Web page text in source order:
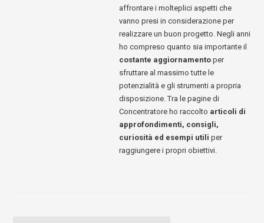
affrontare i molteplici aspetti che
vanno presi in considerazione per
realizzare un buon progetto. Negli anni
ho compreso quanto sia importante il
costante aggiornamentoper
sfruttare al massimo tutte le
potenzialità e gli strumenti a propria
disposizione. Tra le pagine di
Concentratore ho raccolto articoli di
approfondimenti, consigli,
curiosità ed esempi utili per
raggiungere i propri obiettivi.